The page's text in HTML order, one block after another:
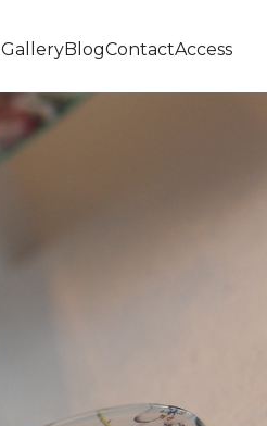
GalleryBlogContactAccess